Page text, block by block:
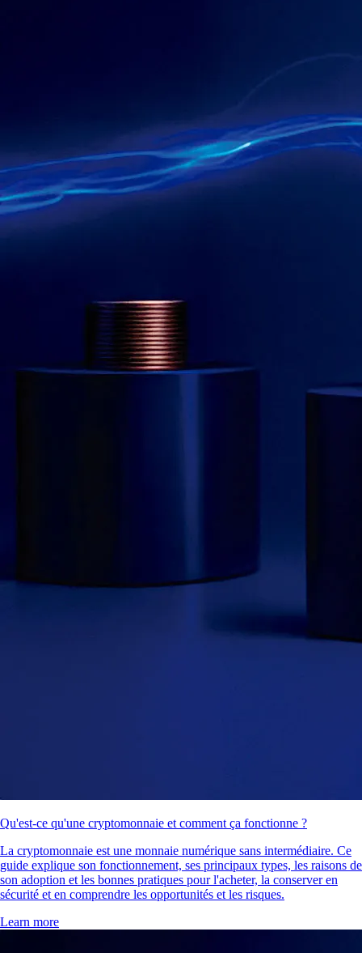
Qu'est-ce qu'une cryptomonnaie et comment ça fonctionne ?
La cryptomonnaie est une monnaie numérique sans intermédiaire. Ce
guide explique son fonctionnement, ses principaux types, les raisons de
son adoption et les bonnes pratiques pour l'acheter, la conserver en
sécurité et en comprendre les opportunités et les risques.
Learn more